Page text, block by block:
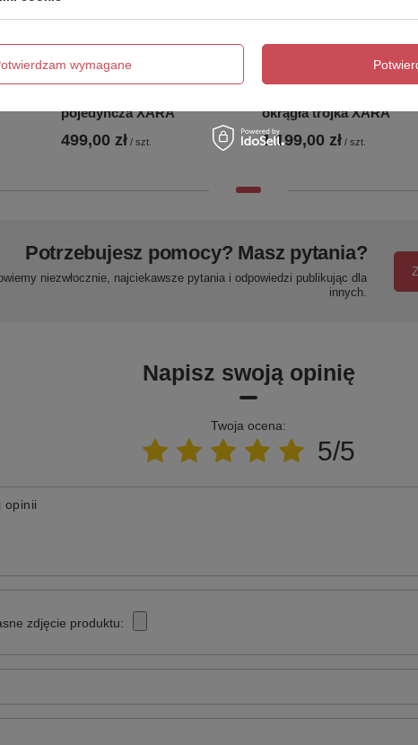
pojedyncza XARA
499,00 zł / szt.
okrągła trójka XARA
1 199,00 zł / szt.
Potrzebujesz pomocy? Masz pytania?
niezwłocznie, najciekawsze pytania i odpowiedzi publikując dla
innych.
Napisz swoją opinię
Twoja ocena:
5/5
opinii
zdjęcie produktu:
wymagane